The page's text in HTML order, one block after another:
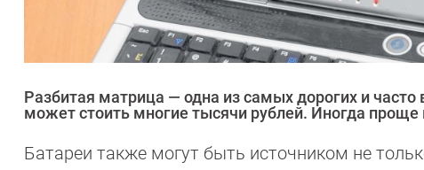
Разбитая матрица — одна из самых дорогих и
может стоить многие тысячи рублей. Иногда проще
Батареи также могут быть источником не